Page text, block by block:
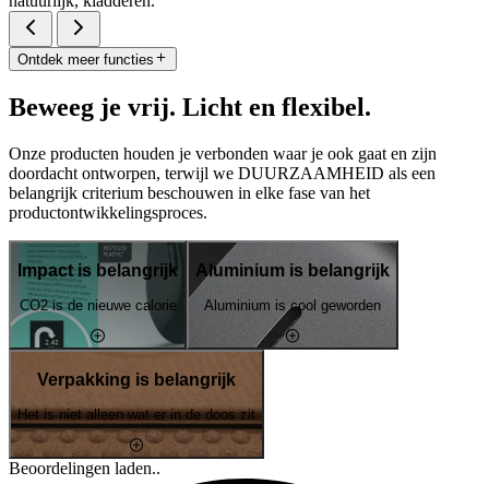
Ontdek meer functies
Beweeg je vrij. Licht en flexibel.
Onze producten houden je verbonden waar je ook gaat en zijn
doordacht ontworpen, terwijl we DUURZAAMHEID als een
belangrijk criterium beschouwen in elke fase van het
productontwikkelingsproces.
Impact is belangrijk
CO2 is de nieuwe calorie
Aluminium is belangrijk
Aluminium is cool geworden
Verpakking is belangrijk
Het is niet alleen wat er in de doos zit
Beoordelingen laden..